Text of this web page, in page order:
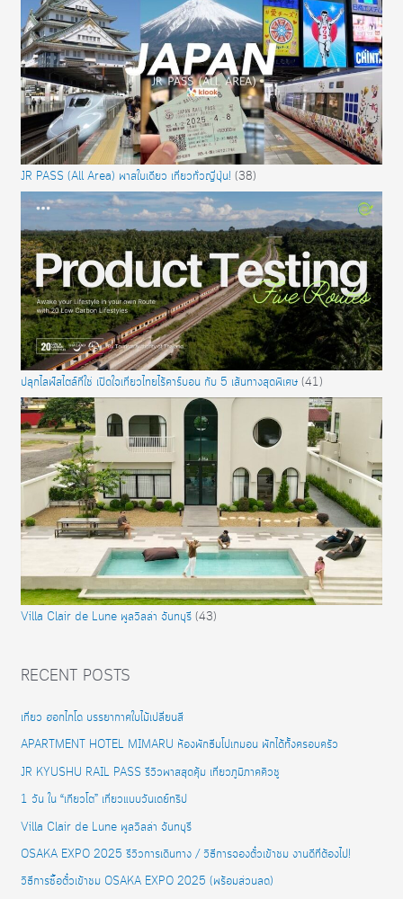
JR PASS (All Area) พาสใบเดียว เที่ยวทั่วญี่ปุ่น! (38)
ปลุกไลฟ์สไตล์ที่ใช่ เปิดใจเที่ยวไทยไร้คาร์บอน กับ 5 เส้นทางสุดพิเศษ (41)
Villa Clair de Lune พูลวิลล่า จันทบุรี (43)
RECENT POSTS
เที่ยว ฮอกไกโด บรรยากาศใบไม้เปลี่ยนสี
APARTMENT HOTEL MIMARU ห้องพักธีมโปเกมอน พักได้ทั้งครอบครัว
JR KYUSHU RAIL PASS รีวิวพาสสุดคุ้ม เที่ยวภูมิภาคคิวชู
1 วัน ใน “เกียวโต” เที่ยวแบบวันเดย์ทริป
Villa Clair de Lune พูลวิลล่า จันทบุรี
OSAKA EXPO 2025 รีวิวการเดินทาง / วิธีการจองตั๋วเข้าชม งานดีที่ต้องไป!
วิธีการซื้อตั๋วเข้าชม OSAKA EXPO 2025 (พร้อมส่วนลด)